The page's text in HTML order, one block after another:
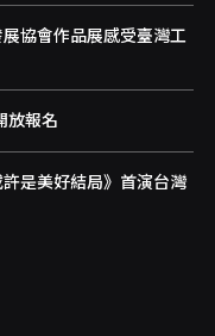
協會作品展感受臺灣工
放報名
是美好結局》首演台灣